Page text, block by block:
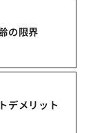
の限界
デメリット